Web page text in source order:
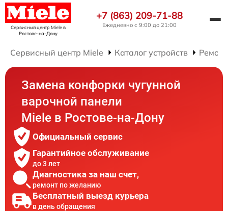
Сервисный центр Mieleв
Ростове-на-Дону
+7 (863) 209-71-88
Ежедневно с 9:00 до 21:00
Сервисный центр Miele Каталог устройств
Замена конфорки чугунной
варочной панели
Miele в Ростове-на-Дону
Официальный сервис
Гарантийное обслуживание
до 3 лет
Диагностика за наш счет,
ремонт по желанию
Бесплатный выезд курьера
в день обращения